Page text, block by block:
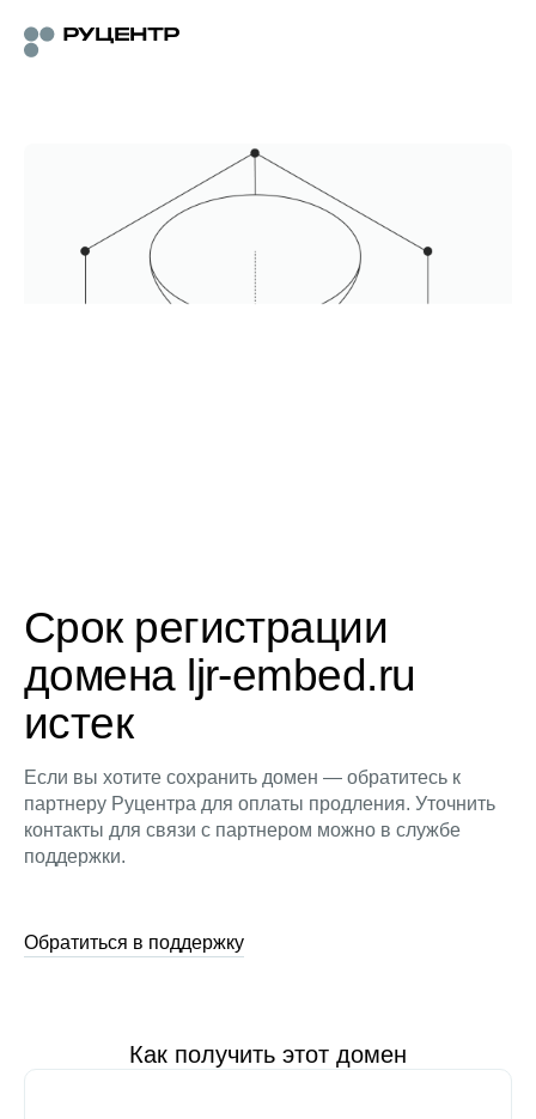
Срок регистрации
домена ljr-embed.ru
истек
Если вы хотите сохранить домен — обратитесь к
партнеру Руцентра для оплаты продления. Уточнить
контакты для связи с партнером можно в службе
поддержки.
Обратиться в поддержку
Как получить этот домен